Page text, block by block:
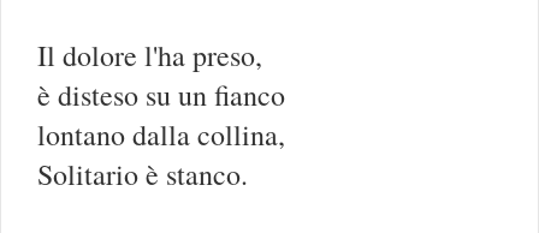
Il dolore l'ha preso,
è disteso su un fianco
lontano dalla collina,
Solitario è stanco.